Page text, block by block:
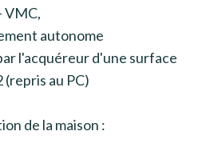
VMC,
autonome
l'acquéreur d'une surface
(repris au PC)
de la maison :